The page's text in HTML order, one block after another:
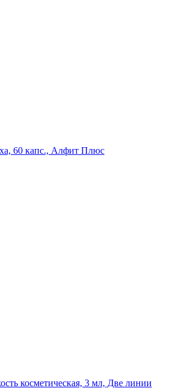
60 капс., Алфит Плюс
косметическая, 3 мл, Две линии